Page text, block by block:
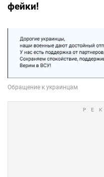
фейки!